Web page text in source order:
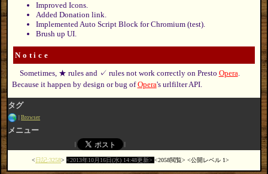
Improved Icons.
Added Donation link.
Implemented Auto Script Block for Chromium (test).
Brush up UI.
Notice
Sometimes, ★ rules and ✓ rules not work correctly on Presto Opera.
Because it happen by design or bug ofOpera's urlfilter API.
タグ
Browser
メニュー
日記:3258 2013年10月16日(水) 14:48更新 2058閲覧 公開レベル 1